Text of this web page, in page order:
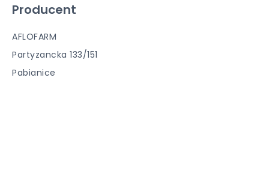
Producent
AFLOFARM
Partyzancka 133/151
Pabianice